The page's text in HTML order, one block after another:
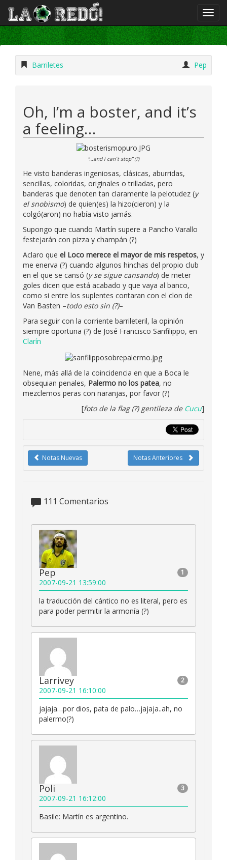
Barriletes Pep
Oh, I’m a boster, and it’s
a feeling…
“…and i can´t stop” (?)
He visto banderas ingeniosas, clásicas, aburridas,
sencillas, coloridas, originales o trilladas, pero
banderas que denoten tan claramente la pelotudez (y
el snobismo) de quien(es) la hizo(cieron) y la
colgó(aron) no había visto jamás.
Supongo que cuando Martín supere a Pancho Varallo
festejarán con pizza y champán (?)
Aclaro que el Loco merece el mayor de mis respetos, y
me enerva (?) cuando algunos hinchas del propio club
en el que se cansó (y se sigue cansando) de meter
goles dicen que está acabado y que vaya al banco,
como si entre los suplentes contaran con el clon de
Van Basten –todo esto sin (?)–
Para seguir con la corriente barrileteril, la opinión
siempre oportuna (?) de José Francisco Sanfilippo, en
Clarín
Nene, más allá de la coincidencia en que a Boca le
obsequian penales, Palermo no los patea, no
mezclemos peras con naranjas, por favor (?)
[foto de la flag (?) gentileza de Cucu]
Notas Anteriores
Notas Nuevas
111 Comentarios
1
Pep
2007-09-21 13:59:00
la traducción del cántico no es literal, pero es
para poder permitir la armonía (?)
2
Larrivey
2007-09-21 16:10:00
jajaja…por dios, pata de palo…jajaja..ah, no
palermo(?)
3
Poli
2007-09-21 16:12:00
Basile: Martín es argentino.